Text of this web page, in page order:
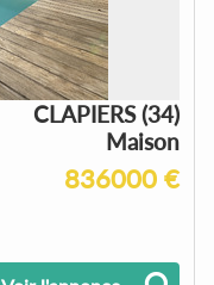
CLAPIERS (34)
Maison
836000 €